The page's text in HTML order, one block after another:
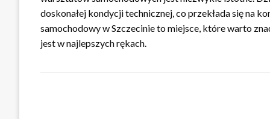
doskonałej kondycji technicznej, co przekłada się na
samochodowy w Szczecinie to miejsce, które warto
jest w najlepszych rękach.